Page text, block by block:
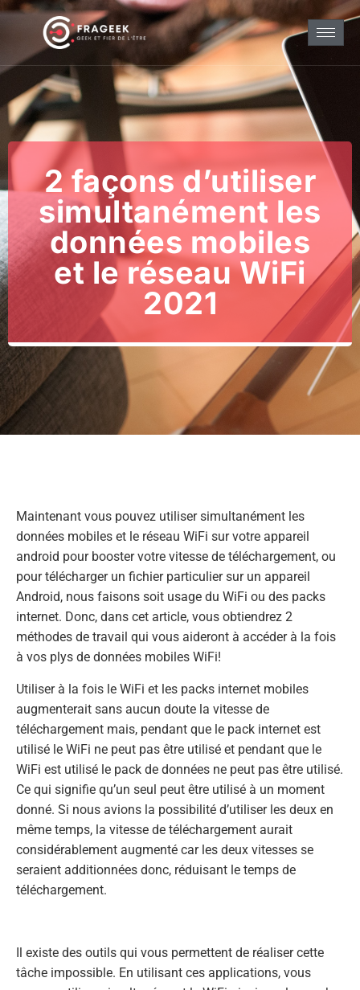
2 façons d’utiliser
simultanément les
données mobiles
et le réseau WiFi
2021
Maintenant vous pouvez utiliser simultanément les
données mobiles et le réseau WiFi sur votre appareil
android pour booster votre vitesse de téléchargement, ou
pour télécharger un fichier particulier sur un appareil
Android, nous faisons soit usage du WiFi ou des packs
internet. Donc, dans cet article, vous obtiendrez 2
méthodes de travail qui vous aideront à accéder à la fois
à vos plys de données mobiles WiFi!
Utiliser à la fois le WiFi et les packs internet mobiles
augmenterait sans aucun doute la vitesse de
téléchargement mais, pendant que le pack internet est
utilisé le WiFi ne peut pas être utilisé et pendant que le
WiFi est utilisé le pack de données ne peut pas être utilisé.
Ce qui signifie qu’un seul peut être utilisé à un moment
donné. Si nous avions la possibilité d’utiliser les deux en
même temps, la vitesse de téléchargement aurait
considérablement augmenté car les deux vitesses se
seraient additionnées donc, réduisant le temps de
téléchargement.
Il existe des outils qui vous permettent de réaliser cette
tâche impossible. En utilisant ces applications, vous